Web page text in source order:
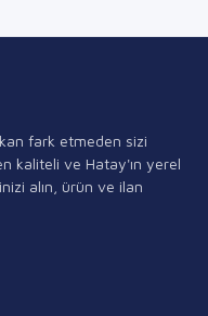
fark etmeden sizi
kaliteli ve Hatay'ın yerel
alın, ürün ve ilan